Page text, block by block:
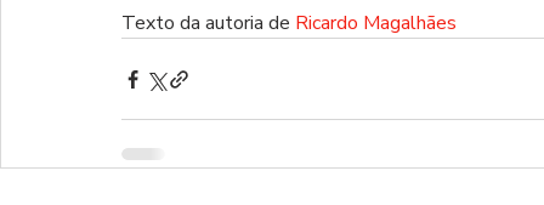
Texto da autoria de Ricardo Magalhães